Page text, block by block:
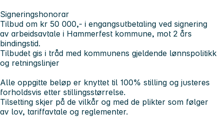
Signeringshonorar
Tilbud om kr 50 000,- i engangsutbetaling ved signering
av arbeidsavtale i Hammerfest kommune, mot 2 års
bindingstid.
Tilbudet gis i tråd med kommunens gjeldende lønnspolitikk
og retningslinjer
Alle oppgitte beløp er knyttet til 100% stilling og justeres
forholdsvis etter stillingsstørrelse.
Tilsetting skjer på de vilkår og med de plikter som følger
av lov, tariffavtale og reglementer.